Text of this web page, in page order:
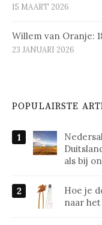
15 MAART 2026
Willem van Oranje:
23 JANUARI 2026
POPULAIRSTE
als bij
Hoe je
naar